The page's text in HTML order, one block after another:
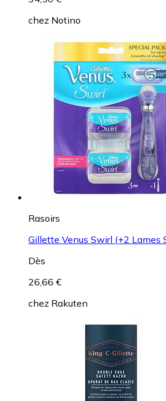
chez Notino
Rasoirs
Gillette Venus Swirl (+2 Lames
Dès
26,66 €
chez Rakuten